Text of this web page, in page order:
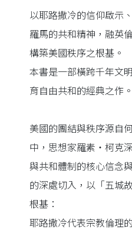
以耶路撒冷的信仰啟示
羅馬的共和精神，融英
構築美國秩序之根基。
本書是一部橫跨千年文
育自由共和的經典之作。
美國的團結與秩序源自
中，思想家羅素‧柯克
與共和體制的核心信念
的深處切入，以「五城
根基：
耶路撒冷代表宗教倫理